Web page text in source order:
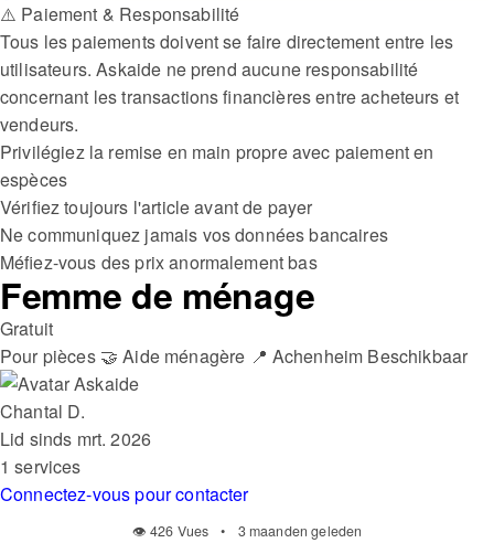
⚠️ Paiement & Responsabilité
Tous les paiements doivent se faire directement entre les
utilisateurs. Askaide ne prend aucune responsabilité
concernant les transactions financières entre acheteurs et
vendeurs.
Privilégiez la remise en main propre avec paiement en
espèces
Vérifiez toujours l'article avant de payer
Ne communiquez jamais vos données bancaires
Méfiez-vous des prix anormalement bas
Femme de ménage
Gratuit
Pour pièces 🤝 Aide ménagère 📍 Achenheim Beschikbaar
Chantal D.
Lid sinds mrt. 2026
1 services
Connectez-vous pour contacter
👁 426 Vues • 3 maanden geleden